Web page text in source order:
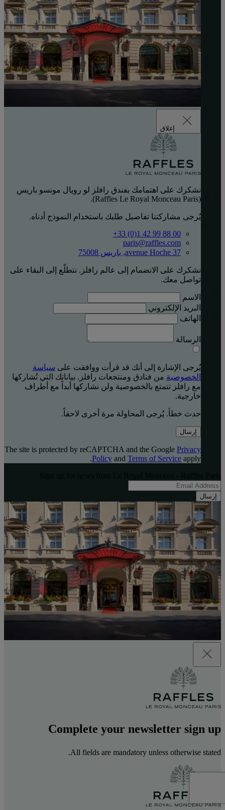
إغلاق
نشكرك على اهتمامك بفندق رافلز لو رويال مونسو باريس
(Raffles Le Royal Monceau Paris).
يُرجى مشاركتنا تفاصيل طلبك باستخدام النموذج أدناه.
‎+33 (0)1 42 99 88 00‏
paris@raffles.com
37 avenue Hoche, باريس 75008
نشكرك على الانضمام إلى عالم رافلز. نتطلّع إلى البقاء على
تواصل معك.
الاسم
البريد الإلكتروني
الهاتف
الرسالة
يُرجى الإشارة إلى أنك قد قرأت ووافقت على سياسة
الخصوصية من فنادق ومنتجعات رافلز. بياناتك التي تُشاركها
مع رافلز تتمتع بالخصوصية ولن نشاركها أبداً مع أطراف
خارجية.
حدث خطأ. يُرجى المحاولة مرة أخرى لاحقاً.
إرسال
The site is protected by reCAPTCHA and the Google Privacy
Policy and Terms of Service apply.
إرسال
Complete your newsletter sign up
All fields are mandatory unless otherwise stated.